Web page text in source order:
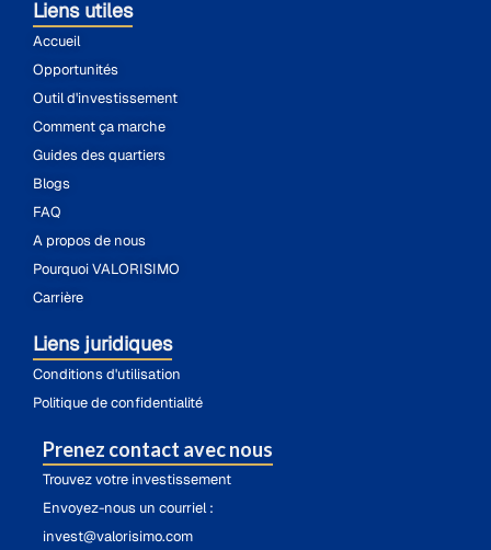
Liens utiles
Accueil
Opportunités
Outil d'investissement
Comment ça marche
Guides des quartiers
Blogs
FAQ
A propos de nous
Pourquoi VALORISIMO
Carrière
Liens juridiques
Conditions d'utilisation
Politique de confidentialité
Prenez contact avec nous
Trouvez votre investissement
Envoyez-nous un courriel :
invest@valorisimo.com